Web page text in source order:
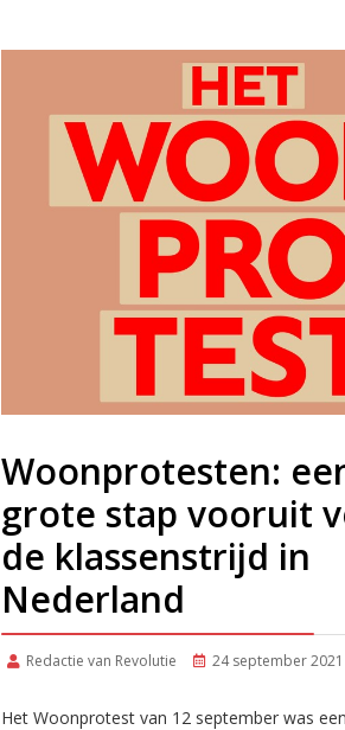
Woonprotesten:
grote stap vooruit
de klassenstrijd in
Nederland
Redactie van Revolutie 24 september 2021
Het Woonprotest van 12 september was